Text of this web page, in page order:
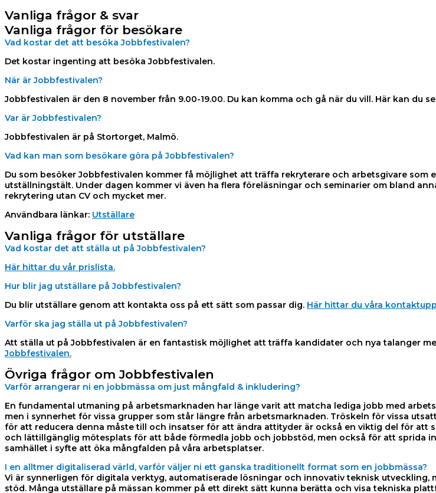
Vanliga frågor & svar
Vanliga frågor för besökare
Vad kostar det att besöka Jobbfestivalen?
Det kostar ingenting att besöka Jobbfestivalen.
När är Jobbfestivalen?
Jobbfestivalen är den 8 november från 9.00-19.00. Du kan komma och gå när du vill. Här kan du
Var är Jobbfestivalen?
Jobbfestivalen är på Stortorget, Malmö.
Vad kan man som besökare göra på Jobbfestivalen?
Du som besöker Jobbfestivalen kommer få möjlighet att träffa rekryterare och arbetsgivare
utställningstält. Under dagen kommer vi även ha flera föreläsningar och seminarier om bland
rekrytering utan CV och mycket mer.
Användbara länkar: Utställare
Vanliga frågor för utställare
Vad kostar det att ställa ut på Jobbfestivalen?
Här hittar du vår prislista.
Hur blir jag utställare på Jobbfestivalen?
Du blir utställare genom att kontakta oss på ett sätt som passar dig. Här hittar du våra
Varför ska jag ställa ut på Jobbfestivalen?
Att ställa ut på Jobbfestivalen är en fantastisk möjlighet att träffa kandidater och nya talanger
Jobbfestivalen.
Övriga frågor om Jobbfestivalen
Varför arrangerar ni en jobbmässa om just mångfald & inkludering?
En fundamental utmaning på arbetsmarknaden har länge varit att matcha lediga jobb med
men i synnerhet för vissa grupper som står längre från arbetsmarknaden. Tröskeln för vissa
för att reducera denna måste till och insatser för att ändra attityder är också en viktig del för att
och lättillgänglig mötesplats för att både förmedla jobb och jobbstöd, men också för att sprida
samhället i syfte att öka mångfalden på våra arbetsplatser.
I en alltmer digitaliserad värld, varför väljer ni ett ganska traditionellt format som en jobbmässa?
Vi är synnerligen för digitala verktyg, automatiserade lösningar och innovativ teknisk
stöd. Många utställare på mässan kommer på ett direkt sätt kunna berätta och visa tekniska